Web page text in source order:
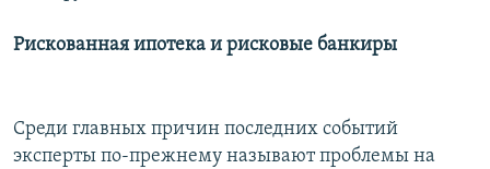
Рискованная ипотека и рисковые банкиры
Среди главных причин последних событий
эксперты по-прежнему называют проблемы на